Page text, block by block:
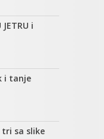
i
i tanje
tri sa slike